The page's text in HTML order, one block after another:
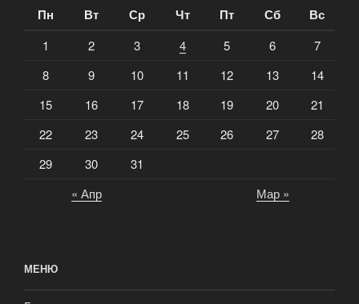
Пн Вт Ср Чт Пт Сб Вс
1 2 3 4 5 6
7
8
9 10 11 12 13
14
15
16 17 18 19 20
21
22
23 24 25 26 27
28
29
30
31
« Апр
Мар »
МЕНЮ